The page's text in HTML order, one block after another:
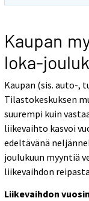
Kaupan
loka-
Kaupan (sis. auto-,
Tilastokeskuksen
suurempi kuin
liikevaihto kasvoi
edeltävänä
joulukuun myyntiä
liikevaihdon
Liikevaihdon